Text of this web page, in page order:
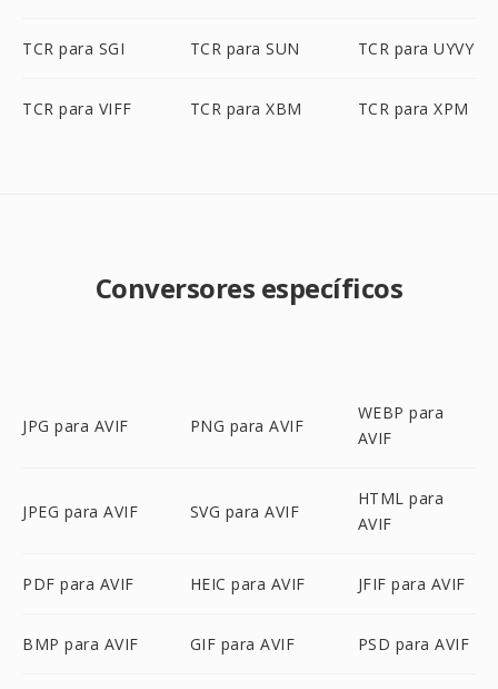
TCR para SGI TCR para SUN TCR para UYVY
TCR para VIFF TCR para XBM TCR para XPM
Conversores específicos
JPG para AVIF PNG para AVIF
WEBP para
AVIF
JPEG para AVIF SVG para AVIF
HTML para
AVIF
PDF para AVIF HEIC para AVIF JFIF para AVIF
BMP para AVIF GIF para AVIF PSD para AVIF